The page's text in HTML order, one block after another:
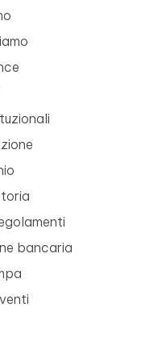
bancaria